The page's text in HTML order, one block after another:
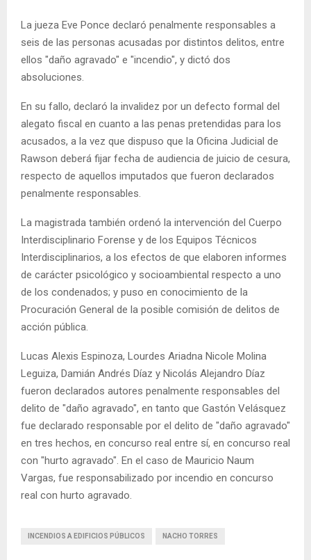
La jueza Eve Ponce declaró penalmente responsables a
seis de las personas acusadas por distintos delitos, entre
ellos "daño agravado" e "incendio", y dictó dos
absoluciones.
En su fallo, declaró la invalidez por un defecto formal del
alegato fiscal en cuanto a las penas pretendidas para los
acusados, a la vez que dispuso que la Oficina Judicial de
Rawson deberá fijar fecha de audiencia de juicio de cesura,
respecto de aquellos imputados que fueron declarados
penalmente responsables.
La magistrada también ordenó la intervención del Cuerpo
Interdisciplinario Forense y de los Equipos Técnicos
Interdisciplinarios, a los efectos de que elaboren informes
de carácter psicológico y socioambiental respecto a uno
de los condenados; y puso en conocimiento de la
Procuración General de la posible comisión de delitos de
acción pública.
Lucas Alexis Espinoza, Lourdes Ariadna Nicole Molina
Leguiza, Damián Andrés Díaz y Nicolás Alejandro Díaz
fueron declarados autores penalmente responsables del
delito de "daño agravado", en tanto que Gastón Velásquez
fue declarado responsable por el delito de "daño agravado"
en tres hechos, en concurso real entre sí, en concurso real
con "hurto agravado". En el caso de Mauricio Naum
Vargas, fue responsabilizado por incendio en concurso
real con hurto agravado.
INCENDIOS A EDIFICIOS PÚBLICOS NACHO TORRES